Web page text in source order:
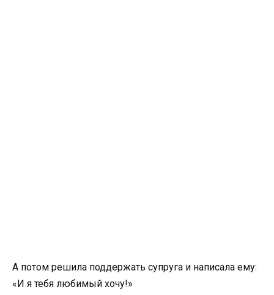
А потом решила поддержать супруга и написала ему:
«И я тебя любимый хочу!»